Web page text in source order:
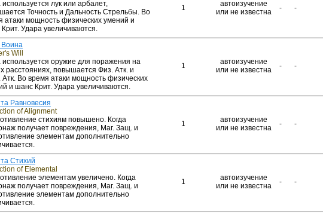
используется лук или арбалет,
Точность и Дальность Стрельбы. Во
атаки мощность физических умений и
Удара увеличиваются.
1
автоизучение
или не известна
- -
Воина
Will
используется оружие для поражения на
расстояниях, повышается Физ. Атк. и
Атк. Во время атаки мощность физических
и шанс Крит. Удара увеличиваются.
1
автоизучение
или не известна
- -
Равновесия
of Alignment
стихиям повышено. Когда
получает повреждения, Маг. Защ. и
элементам дополнительно
1
автоизучение
или не известна
- -
Стихий
of Elemental
элементам увеличено. Когда
получает повреждения, Маг. Защ. и
элементам дополнительно
1
автоизучение
или не известна
- -